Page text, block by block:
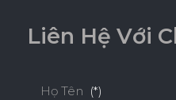
Liên Hệ Với C
Họ Tên (*)